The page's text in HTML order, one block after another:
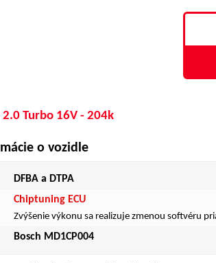
Turbo 16V - 204k
o vozidle
DFBA a DTPA
Chiptuning ECU
Zvýšenie výkonu sa realizuje zmenou softvéru
Bosch MD1CP004